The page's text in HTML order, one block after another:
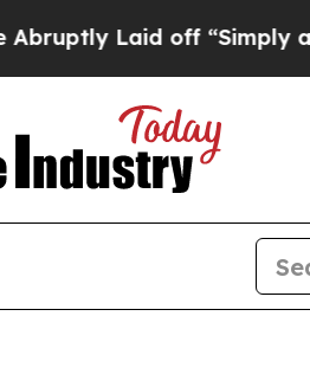
Laid off “Simply a Math